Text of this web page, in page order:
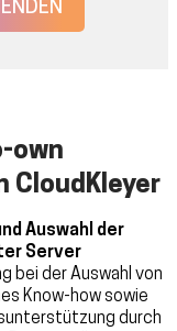
own
CloudKleyer
Auswahl der
Server
bei der Auswahl von
Know-how sowie
durch